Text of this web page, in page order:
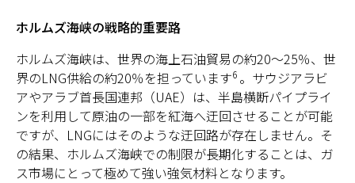
ホルムズ海峡の戦略的重要路
ホルムズ海峡は、世界の海上石油貿易の約20～25％、世
界のLNG供給の約20％を担っています6 。サウジアラビ
アやアラブ首長国連邦（UAE）は、半島横断パイプライ
ンを利用して原油の一部を紅海へ迂回させることが可能
ですが、LNGにはそのような迂回路が存在しません。そ
の結果、ホルムズ海峡での制限が長期化することは、ガ
ス市場にとって極めて強い強気材料となります。